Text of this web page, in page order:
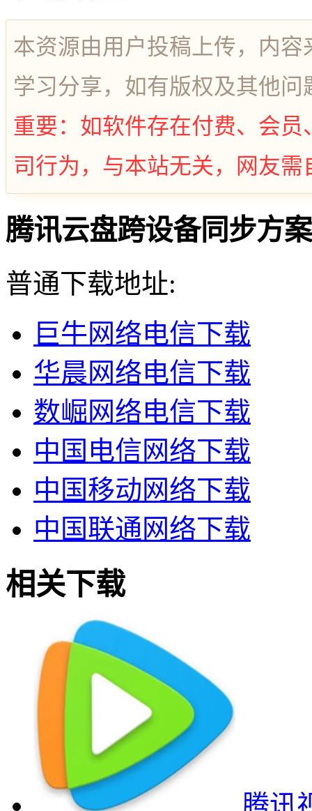
本资源由用户投稿上传，内
学习分享，如有版权及其他
重要：如软件存在付费、会
司行为，与本站无关，网友需
腾讯云盘跨设备同步方
普通下载地址:
巨牛网络电信下载
华晨网络电信下载
数崛网络电信下载
中国电信网络下载
中国移动网络下载
中国联通网络下载
相关下载
腾讯